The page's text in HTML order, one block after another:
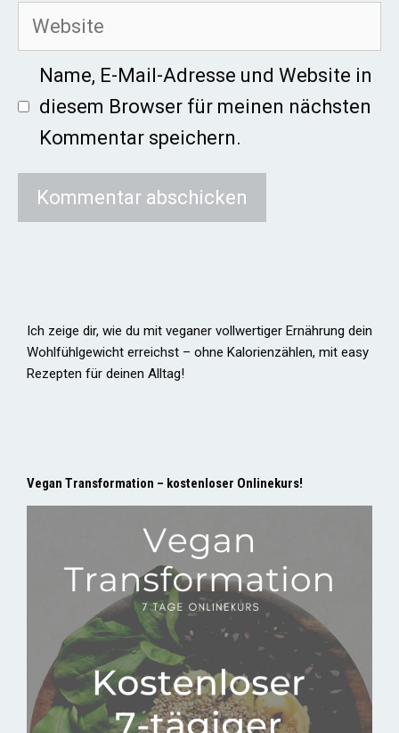
Website
Name, E-Mail-Adresse und Website in
diesem Browser für meinen nächsten
Kommentar speichern.
Ich zeige dir, wie du mit veganer vollwertiger Ernährung dein
Wohlfühlgewicht erreichst – ohne Kalorienzählen, mit easy
Rezepten für deinen Alltag!
Vegan Transformation – kostenloser Onlinekurs!